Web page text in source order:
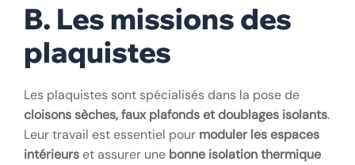
B. Les missions des
plaquistes
Les plaquistes sont spécialisés dans la pose de
cloisons sèches, faux plafonds et doublages isolants.
Leur travail est essentiel pour moduler les espaces
intérieurset assurer une bonne isolation thermique